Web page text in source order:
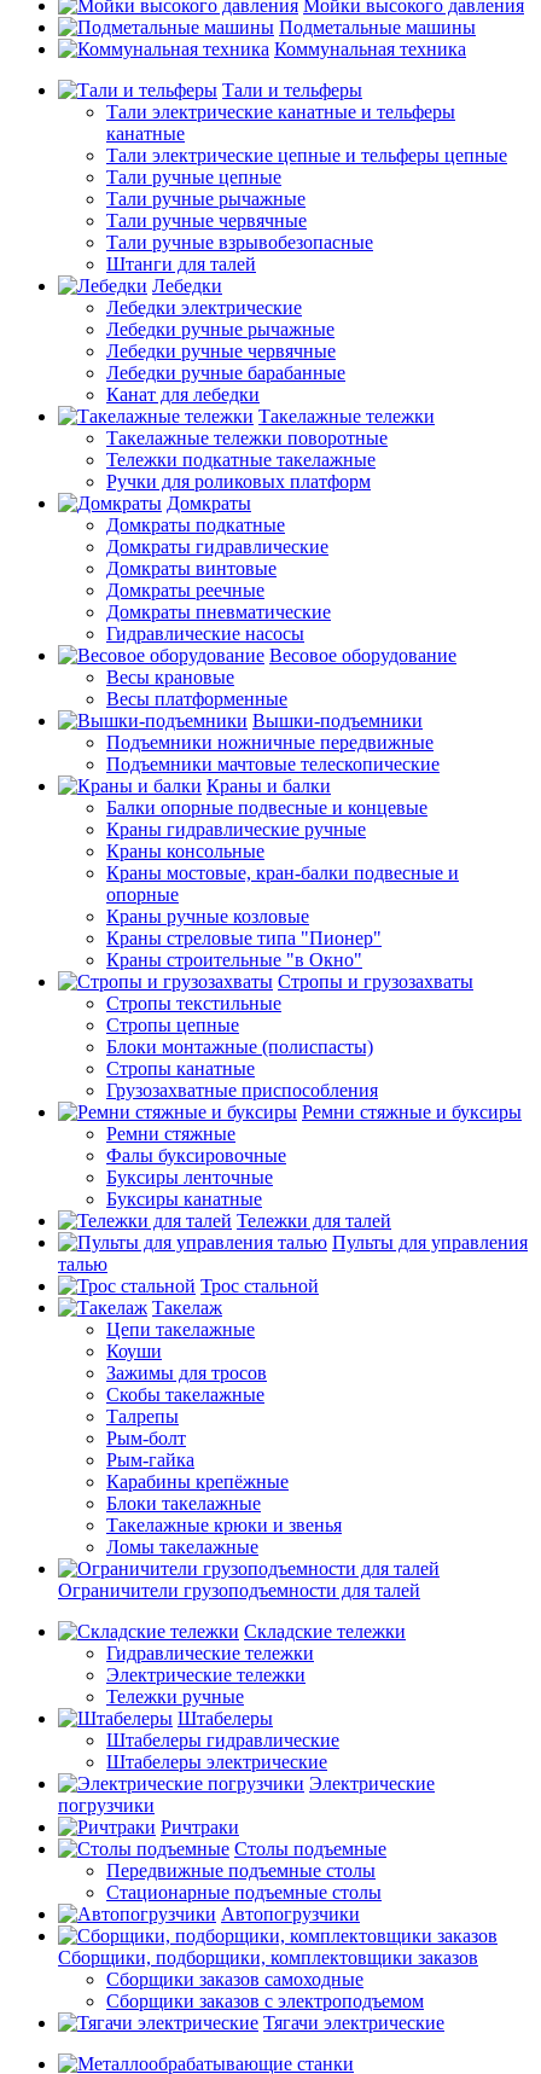
Мойки высокого давления
Подметальные машины
Коммунальная техника
Тали и тельферы
Тали электрические канатные и тельферы
канатные
Тали электрические цепные и тельферы цепные
Тали ручные цепные
Тали ручные рычажные
Тали ручные червячные
Тали ручные взрывобезопасные
Штанги для талей
Лебедки
Лебедки электрические
Лебедки ручные рычажные
Лебедки ручные червячные
Лебедки ручные барабанные
Канат для лебедки
Такелажные тележки
Такелажные тележки поворотные
Тележки подкатные такелажные
Ручки для роликовых платформ
Домкраты
Домкраты подкатные
Домкраты гидравлические
Домкраты винтовые
Домкраты реечные
Домкраты пневматические
Гидравлические насосы
Весовое оборудование
Весы крановые
Весы платформенные
Вышки-подъемники
Подъемники ножничные передвижные
Подъемники мачтовые телескопические
Краны и балки
Балки опорные подвесные и концевые
Краны гидравлические ручные
Краны консольные
Краны мостовые, кран-балки подвесные и
опорные
Краны ручные козловые
Краны стреловые типа "Пионер"
Краны строительные "в Окно"
Стропы и грузозахваты
Стропы текстильные
Стропы цепные
Блоки монтажные (полиспасты)
Стропы канатные
Грузозахватные приспособления
Ремни стяжные и буксиры
Ремни стяжные
Фалы буксировочные
Буксиры ленточные
Буксиры канатные
Тележки для талей
Пульты для управления
талью
Трос стальной
Такелаж
Цепи такелажные
Коуши
Зажимы для тросов
Скобы такелажные
Талрепы
Рым-болт
Рым-гайка
Карабины крепёжные
Блоки такелажные
Такелажные крюки и звенья
Ломы такелажные
Ограничители грузоподъемности для талей
Складские тележки
Гидравлические тележки
Электрические тележки
Тележки ручные
Штабелеры
Штабелеры гидравлические
Штабелеры электрические
Электрические
погрузчики
Ричтраки
Столы подъемные
Передвижные подъемные столы
Стационарные подъемные столы
Автопогрузчики
Сборщики, подборщики, комплектовщики заказов
Сборщики заказов самоходные
Сборщики заказов с электроподъемом
Тягачи электрические